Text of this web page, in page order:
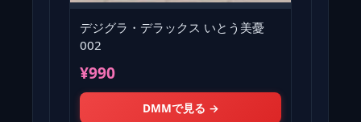
デジグラ・デラックス いとう美憂
002
¥990
DMMで見る →